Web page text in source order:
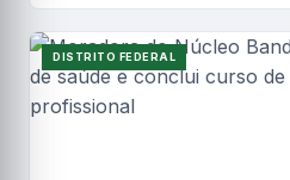
DISTRITO FEDERAL